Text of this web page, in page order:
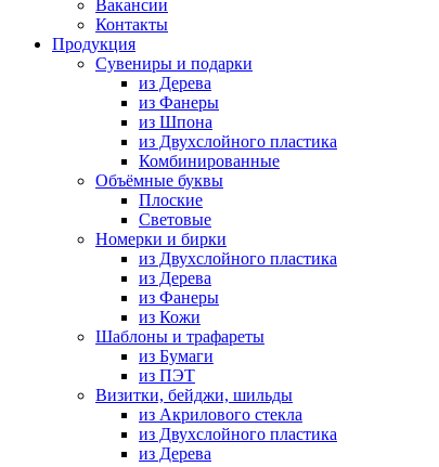
Вакансии
Контакты
Продукция
Сувениры и подарки
из Дерева
из Фанеры
из Шпона
из Двухслойного пластика
Комбинированные
Объёмные буквы
Плоские
Световые
Номерки и бирки
из Двухслойного пластика
из Дерева
из Фанеры
из Кожи
Шаблоны и трафареты
из Бумаги
из ПЭТ
Визитки, бейджи, шильды
из Акрилового стекла
из Двухслойного пластика
из Дерева